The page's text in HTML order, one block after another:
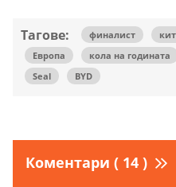
Тагове: финалист
Европа
кола на годината
Seal
BYD
Коментари ( 14 )